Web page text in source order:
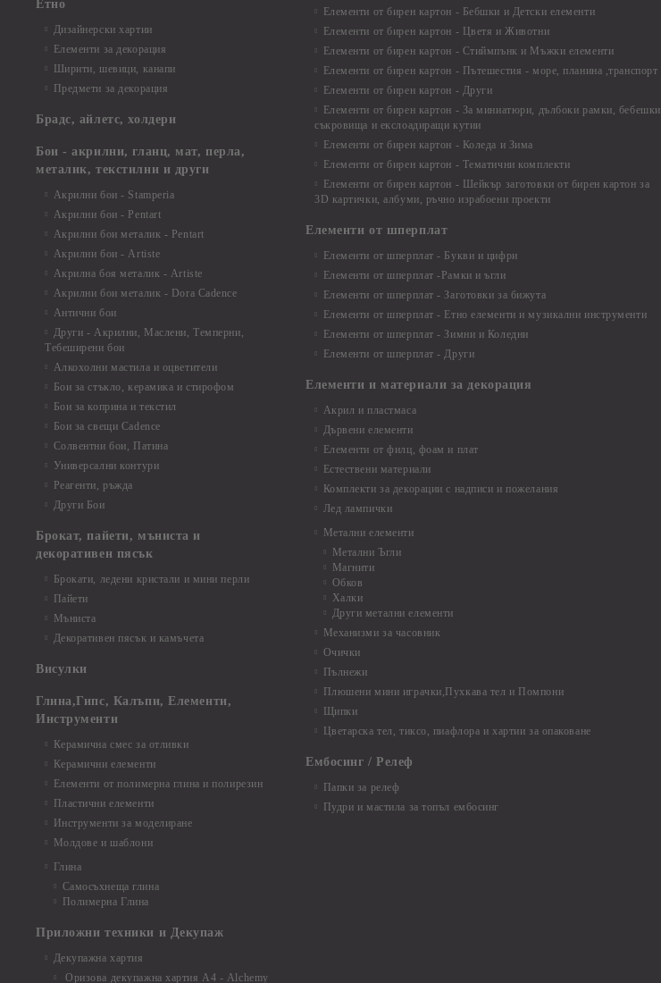
Етно
Дизайнерски хартии
Елементи за декорация
Ширити, шевици, канапи
Предмети за декорация
Брадс, айлетс, холдери
Бои - акрилни, гланц, мат, перла,
металик, текстилни и други
Акрилни бои - Stamperia
Акрилни бои - Pentart
Акрилни бои металик - Pentart
Акрилни бои - Artiste
Акрилна боя металик - Artiste
Акрилни бои металик - Dora Cadence
Антични бои
Други - Акрилни, Маслени, Темперни,
Тебеширени бои
Алкохолни мастила и оцветители
Бои за стъкло, керамика и стирофом
Бои за коприна и текстил
Бои за свещи Cadence
Солвентни бои, Патина
Универсални контури
Реагенти, ръжда
Други Бои
Брокат, пайети, мъниста и
декоративен пясък
Брокати, ледени кристали и мини перли
Пайети
Мъниста
Декоративен пясък и камъчета
Висулки
Глина,Гипс, Калъпи, Елементи,
Инструменти
Керамична смес за отливки
Керамични елементи
Елементи от полимерна глина и полирезин
Пластични елементи
Инструменти за моделиране
Молдове и шаблони
Глина
Самосъхнеща глина
Полимерна Глина
Приложни техники и Декупаж
Декупажна хартия
Оризова декупажна хартия А4 - Alchemy
Елементи от бирен картон - Бебшки и Детски елементи
Елементи от бирен картон - Цветя и Животни
Елементи от бирен картон - Стиймпънк и Мъжки елементи
Елементи от бирен картон - Пътешестия - море, планина ,транспорт
Елементи от бирен картон - Други
Елементи от бирен картон - За миниатюри, дълбоки рамки, бебешки
съкровища и екслоадиращи кутии
Елементи от бирен картон - Коледа и Зима
Елементи от бирен картон - Тематични комплекти
Елементи от бирен картон - Шейкър заготовки от бирен картон за
3D картички, албуми, ръчно израбоени проекти
Елементи от шперплат
Елементи от шперплат - Букви и цифри
Елементи от шперплат -Рамки и ъгли
Елементи от шперплат - Заготовки за бижута
Елементи от шперплат - Етно елементи и музикални инструменти
Елементи от шперплат - Зимни и Коледни
Елементи от шперплат - Други
Елементи и материали за декорация
Акрил и пластмаса
Дървени елементи
Елементи от филц, фоам и плат
Естествени материали
Комплекти за декорации с надписи и пожелания
Лед лампички
Метални елементи
Метални Ъгли
Магнити
Обков
Халки
Други метални елементи
Механизми за часовник
Очички
Пълнежи
Плюшени мини играчки,Пухкава тел и Помпони
Щипки
Цветарска тел, тиксо, пиафлора и хартии за опаковане
Ембосинг / Релеф
Папки за релеф
Пудри и мастила за топъл ембосинг